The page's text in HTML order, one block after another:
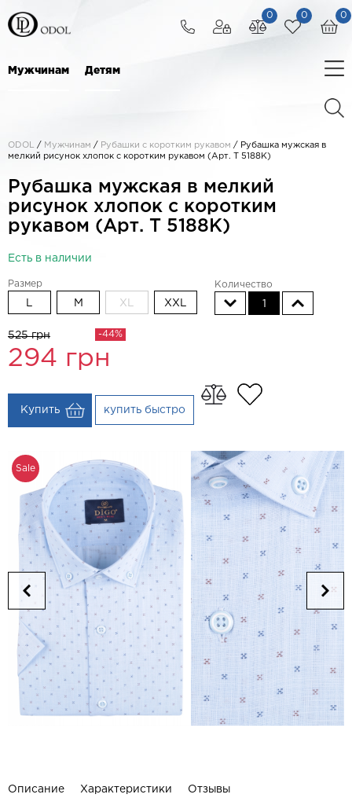
0
0
0
Мужчинам Детям
ODOL / Мужчинам / Рубашки с коротким рукавом / Рубашка мужская в
мелкий рисунок хлопок с коротким рукавом (Арт. T 5188K)
Рубашка мужская в мелкий
рисунок хлопок с коротким
рукавом (Арт. T 5188K)
Есть в наличии
Размер
M XL XXL
Количество
525 грн
294 грн
-44%
Купить купить быстро
Sale
Описание Характеристики Отзывы